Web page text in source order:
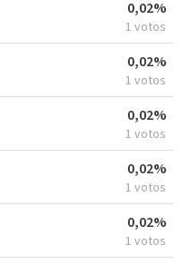
0,02%
1 votos
0,02%
1 votos
0,02%
1 votos
0,02%
1 votos
0,02%
1 votos